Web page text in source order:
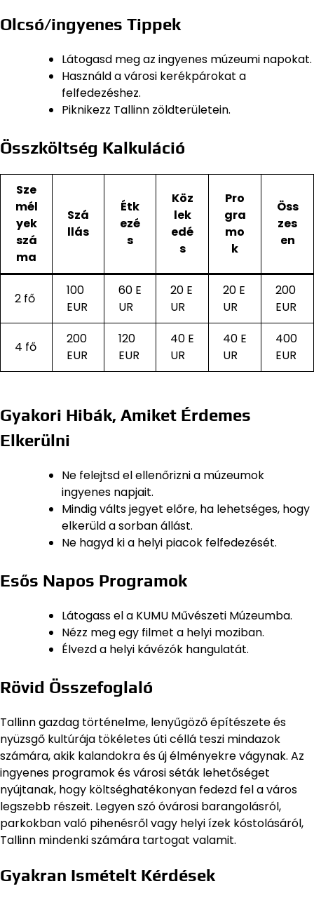
Olcsó/ingyenes Tippek
Látogasd meg az ingyenes múzeumi napokat.
Használd a városi kerékpárokat a
felfedezéshez.
Piknikezz Tallinn zöldterületein.
Összköltség Kalkuláció
Sze
mél
yek
szá
ma
Szá
llás
Étk
ezé
s
Köz
lek
edé
s
Pro
gra
mo
k
Öss
zes
en
2 fő
100
EUR
60 E
UR
20 E
UR
20 E
UR
200
EUR
4 fő
200
EUR
120
EUR
40 E
UR
40 E
UR
400
EUR
Gyakori Hibák, Amiket Érdemes
Elkerülni
Ne felejtsd el ellenőrizni a múzeumok
ingyenes napjait.
Mindig válts jegyet előre, ha lehetséges, hogy
elkerüld a sorban állást.
Ne hagyd ki a helyi piacok felfedezését.
Esős Napos Programok
Látogass el a KUMU Művészeti Múzeumba.
Nézz meg egy filmet a helyi moziban.
Élvezd a helyi kávézók hangulatát.
Rövid Összefoglaló
Tallinn gazdag történelme, lenyűgöző építészete és
nyüzsgő kultúrája tökéletes úti céllá teszi mindazok
számára, akik kalandokra és új élményekre vágynak. Az
ingyenes programok és városi séták lehetőséget
nyújtanak, hogy költséghatékonyan fedezd fel a város
legszebb részeit. Legyen szó óvárosi barangolásról,
parkokban való pihenésről vagy helyi ízek kóstolásáról,
Tallinn mindenki számára tartogat valamit.
Gyakran Ismételt Kérdések